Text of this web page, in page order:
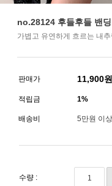
no.28124 후들후들 밴
가볍고 유연하게 흐르는 내
판매가 11,900원
적립금 1%
배송비 5만원 이
수량 :